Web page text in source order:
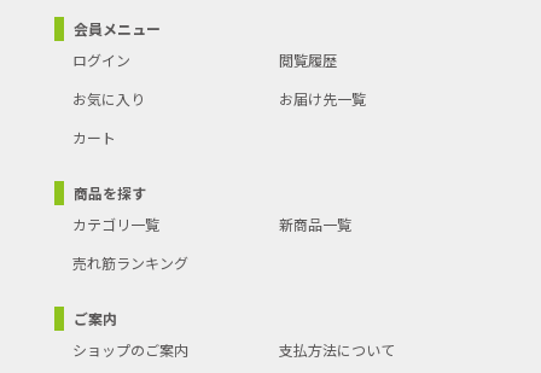
会員メニュー
ログイン
閲覧履歴
お気に入り
お届け先一覧
カート
商品を探す
カテゴリ一覧
新商品一覧
売れ筋ランキング
ご案内
ショップのご案内
支払方法について